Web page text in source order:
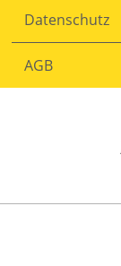
Datenschutz
AGB